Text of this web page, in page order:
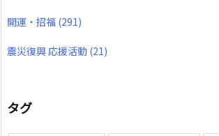
開運・招福 (291)
震災復興 応援活動 (21)
タグ